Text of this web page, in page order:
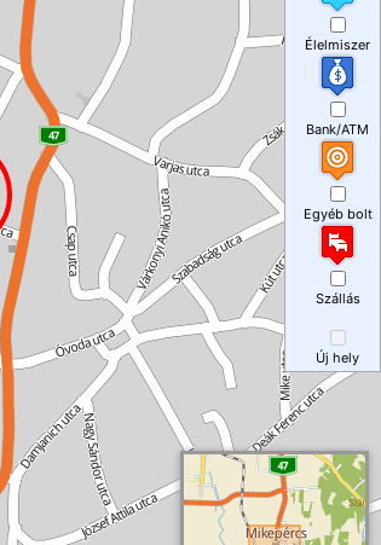
Élelmiszer
Bank/ATM
Egyéb bolt
Szállás
Új hely